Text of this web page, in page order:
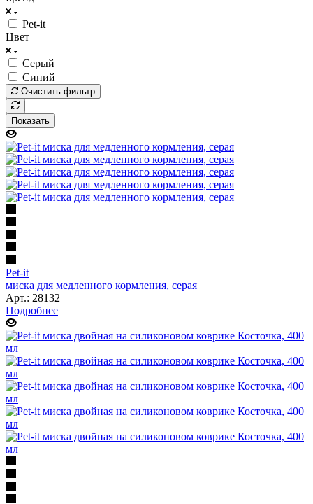
Pet-it
Цвет
Серый
Синий
Очистить фильтр
Показать
Pet-it
миска для медленного кормления, серая
Арт.: 28132
Подробнее